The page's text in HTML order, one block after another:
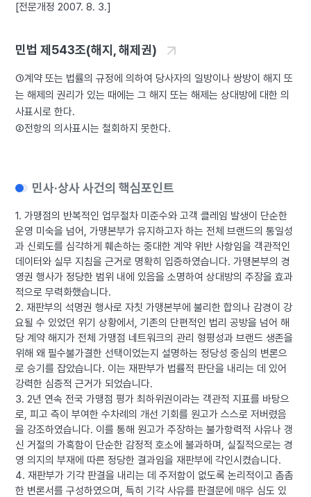
[전문개정 2007. 8. 3.]
민법 제543조(해지, 해제권)
①계약 또는 법률의 규정에 의하여 당사자의 일방이나 쌍방이 해지 또
는 해제의 권리가 있는 때에는 그 해지 또는 해제는 상대방에 대한 의
사표시로 한다.
②전항의 의사표시는 철회하지 못한다.
민사·상사 사건의 핵심포인트
1. 가맹점의 반복적인 업무절차 미준수와 고객 클레임 발생이 단순한
운영 미숙을 넘어, 가맹본부가 유지하고자 하는 전체 브랜드의 통일성
과 신뢰도를 심각하게 훼손하는 중대한 계약 위반 사항임을 객관적인
데이터와 실무 지침을 근거로 명확히 입증하였습니다. 가맹본부의 경
영권 행사가 정당한 범위 내에 있음을 소명하여 상대방의 주장을 효과
적으로 무력화했습니다.
2. 재판부의 석명권 행사로 자칫 가맹본부에 불리한 합의나 감경이 강
요될 수 있었던 위기 상황에서, 기존의 단편적인 법리 공방을 넘어 해
당 계약 해지가 전체 가맹점 네트워크의 관리 형평성과 브랜드 생존을
위해 왜 필수불가결한 선택이었는지 설명하는 정당성 중심의 변론으
로 승기를 잡았습니다. 이는 재판부가 법률적 판단을 내리는 데 있어
강력한 심증적 근거가 되었습니다.
3. 2년 연속 전국 가맹점 평가 최하위권이라는 객관적 지표를 바탕으
로, 피고 측이 부여한 수차례의 개선 기회를 원고가 스스로 저버렸음
을 강조하였습니다. 이를 통해 원고가 주장하는 불가항력적 사유나 갱
신 거절의 가혹함이 단순한 감정적 호소에 불과하며, 실질적으로는 경
영 의지의 부재에 따른 정당한 결과임을 재판부에 각인시켰습니다.
4. 재판부가 기각 판결을 내리는 데 주저함이 없도록 논리적이고 촘촘
한 변론서를 구성하였으며, 특히 기각 사유를 판결문에 매우 심도 있